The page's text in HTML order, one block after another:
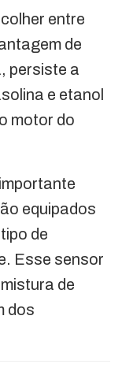
entre
de
persiste a
e etanol
motor do
equipados
de
Esse sensor
de
dos